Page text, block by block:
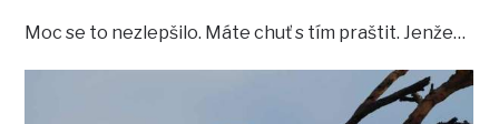
Moc se to nezlepšilo. Máte chuť s tím praštit. Jenže…